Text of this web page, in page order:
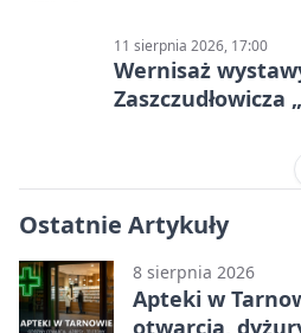
11 sierpnia 2026, 17:00
Wernisaż
Zaszczudłowicza
Ostatnie Artykuły
8 sierpnia 2026
Apteki w